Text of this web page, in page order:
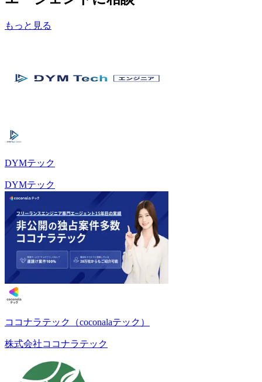
もっと見る
DYMテック
DYMテック
ココナラテック（coconalaテック）
株式会社ココナラテック